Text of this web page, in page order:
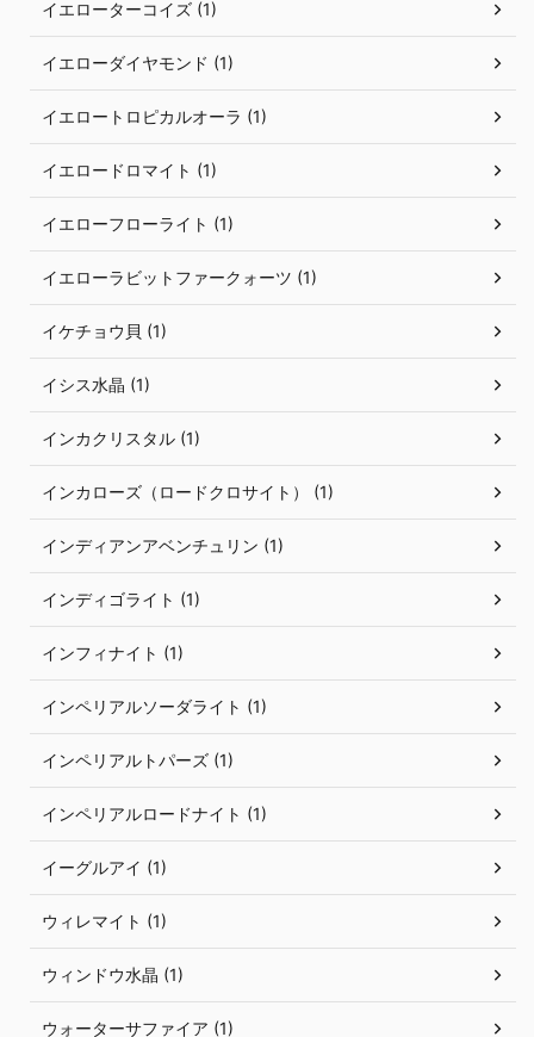
イエローターコイズ (1)
イエローダイヤモンド (1)
イエロートロピカルオーラ (1)
イエロードロマイト (1)
イエローフローライト (1)
イエローラビットファークォーツ (1)
イケチョウ貝 (1)
イシス水晶 (1)
インカクリスタル (1)
インカローズ（ロードクロサイト） (1)
インディアンアベンチュリン (1)
インディゴライト (1)
インフィナイト (1)
インペリアルソーダライト (1)
インペリアルトパーズ (1)
インペリアルロードナイト (1)
イーグルアイ (1)
ウィレマイト (1)
ウィンドウ水晶 (1)
ウォーターサファイア (1)